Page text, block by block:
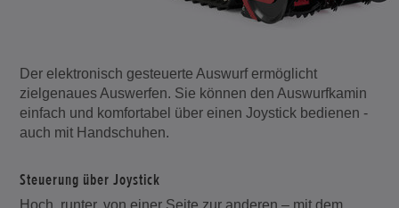
Der elektronisch gesteuerte Auswurf ermöglicht
zielgenaues Auswerfen. Sie können den Auswurfkamin
einfach und komfortabel über einen Joystick bedienen -
auch mit Handschuhen.
Steuerung über Joystick
Hoch, runter, von einer Seite zur anderen – mit dem